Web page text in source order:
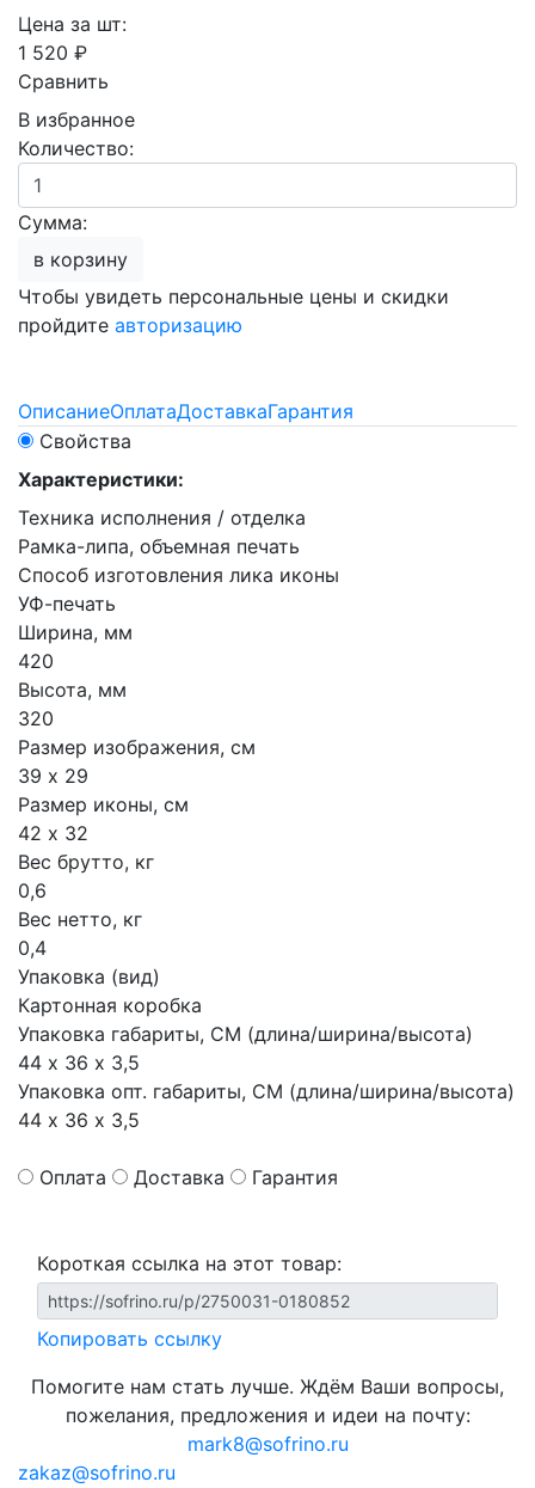
Цена за шт:
1 520 ₽
Сравнить
В избранное
Количество:
Сумма:
в корзину
Чтобы увидеть персональные цены и скидки
пройдите авторизацию
ОписаниеОплатаДоставкаГарантия
Свойства
Характеристики:
Техника исполнения / отделка
Рамка-липа, объемная печать
Способ изготовления лика иконы
УФ-печать
Ширина, мм
420
Высота, мм
320
Размер изображения, см
39 х 29
Размер иконы, см
42 х 32
Вес брутто, кг
0,6
Вес нетто, кг
0,4
Упаковка (вид)
Картонная коробка
Упаковка габариты, СМ (длина/ширина/высота)
44 х 36 х 3,5
Упаковка опт. габариты, СМ (длина/ширина/высота)
44 х 36 х 3,5
Оплата Доставка Гарантия
Короткая ссылка на этот товар:
Копировать ссылку
Помогите нам стать лучше. Ждём Ваши вопросы,
пожелания, предложения и идеи на почту:
mark8@sofrino.ru
zakaz@sofrino.ru